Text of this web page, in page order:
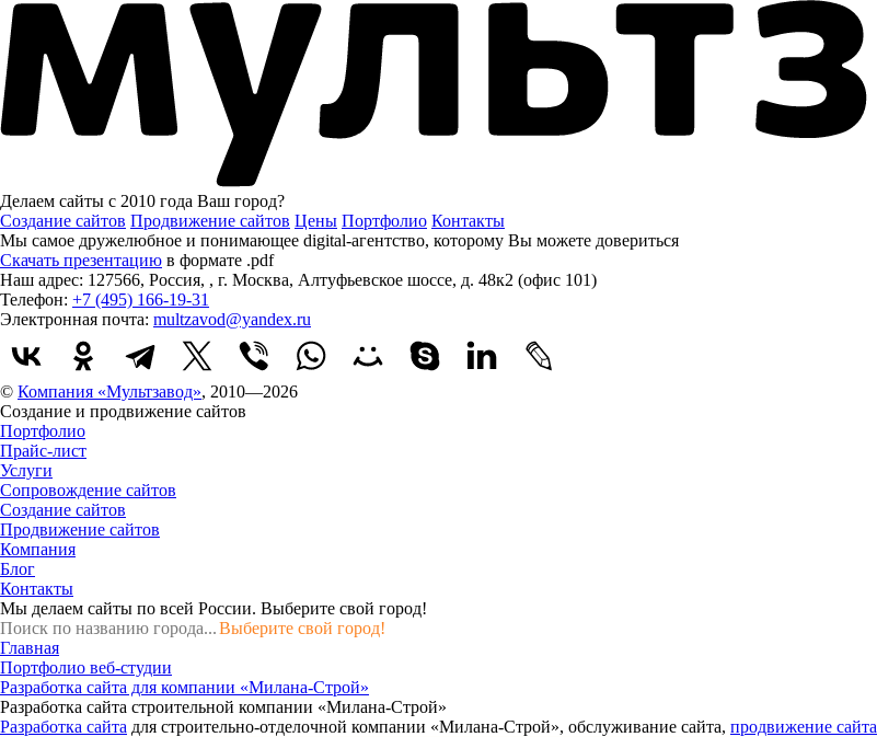
Делаем сайты с 2010 года Ваш город?
Создание сайтов Продвижение сайтов Цены Портфолио Контакты
Мы самое дружелюбное и понимающее digital-агентство, которому Вы можете довериться
Скачать презентацию в формате .pdf
Наш адрес: 127566, Россия, , г. Москва, Алтуфьевское шоссе, д. 48к2 (офис 101)
Телефон: +7 (495) 166-19-31
Электронная почта: multzavod@yandex.ru
© Компания «Мультзавод», 2010—2026
Создание и продвижение сайтов
Портфолио
Прайс-лист
Услуги
Сопровождение сайтов
Создание сайтов
Продвижение сайтов
Компания
Блог
Контакты
Мы делаем сайты по всей России. Выберите свой город!
Выберите свой город!
Главная
Портфолио веб-студии
Разработка сайта для компании «Милана-Строй»
Разработка сайта строительной компании «Милана-Строй»
Разработка сайта для строительно-отделочной компании «Милана-Строй», обслуживание сайта, продвижение сайта